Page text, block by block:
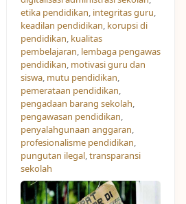
etika pendidikan, integritas guru,
keadilan pendidikan, korupsi di
pendidikan, kualitas
pembelajaran, lembaga pengawas
pendidikan, motivasi guru dan
siswa, mutu pendidikan,
pemerataan pendidikan,
pengadaan barang sekolah,
pengawasan pendidikan,
penyalahgunaan anggaran,
profesionalisme pendidikan,
pungutan ilegal,transparansi
sekolah